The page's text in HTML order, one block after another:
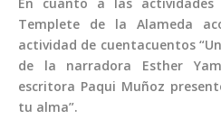
Templete de la Alameda
actividad de cuentacuentos
de la narradora Esther
escritora Paqui Muñoz
tu alma”.